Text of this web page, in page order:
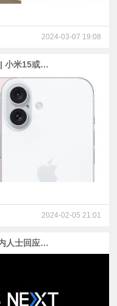
2024-03-07 19:08
梦回2017，iPhone 16新渲染图曝光 | 小米15或提前发布 | LCD卒，iQOO Z9将换OLED屏幕
2024-02-05 21:01
竟遭反超，一加12、魅族21定档 | 业内人士回应“鸿蒙明年不兼容安卓”传闻 | 爆料称iPhone 16仍是60Hz屏幕